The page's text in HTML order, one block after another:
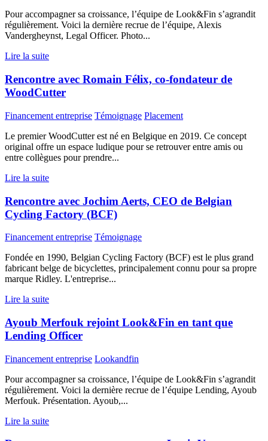
Pour accompagner sa croissance, l’équipe de Look&Fin s’agrandit
régulièrement. Voici la dernière recrue de l’équipe, Alexis
Vandergheynst, Legal Officer. Photo...
Lire la suite
Rencontre avec Romain Félix, co-fondateur de
WoodCutter
Financement entreprise Témoignage Placement
Le premier WoodCutter est né en Belgique en 2019. Ce concept
original offre un espace ludique pour se retrouver entre amis ou
entre collègues pour prendre...
Lire la suite
Rencontre avec Jochim Aerts, CEO de Belgian
Cycling Factory (BCF)
Financement entreprise Témoignage
Fondée en 1990, Belgian Cycling Factory (BCF) est le plus grand
fabricant belge de bicyclettes, principalement connu pour sa propre
marque Ridley. L'entreprise...
Lire la suite
Ayoub Merfouk rejoint Look&Fin en tant que
Lending Officer
Financement entreprise Lookandfin
Pour accompagner sa croissance, l’équipe de Look&Fin s’agrandit
régulièrement. Voici la dernière recrue de l’équipe Lending, Ayoub
Merfouk. Présentation. Ayoub,...
Lire la suite